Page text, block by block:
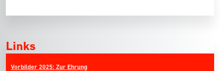
Links
Vorbilder 2025: Zur Ehrung